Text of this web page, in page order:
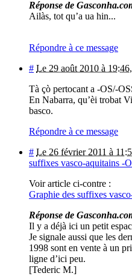
Réponse de
Ailàs, tot qu’a ua hin...
Répondre à ce message
# Le 29 août 2010 à 19:46,
Tà çò pertocant a -OS/-
En Nabarra, qu’èi trobat
basco.
Répondre à ce message
# Le 26 février 2011 à
suffixes vasco-aquitains -
Voir article ci-contre :
Graphie des suffixes
Réponse de
Il y a déjà ici un petit
Je signale aussi que les
1998 sont en vente à un
ligne d’ici peu.
[Tederic M.]